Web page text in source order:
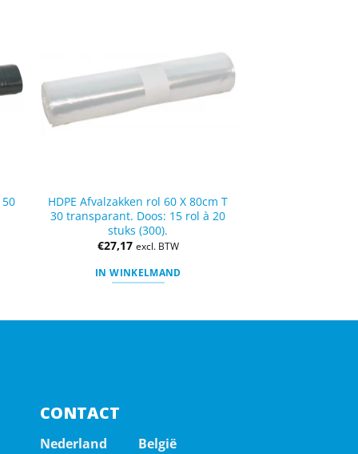
50
HDPE Afvalzakken rol 60 X 80cm T
30 transparant. Doos: 15 rol à 20
stuks (300).
€27,17 excl. BTW
IN WINKELMAND
CONTACT
Nederland
België